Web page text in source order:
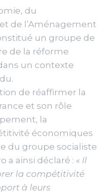
du
de l’Aménagement
un groupe de
de la réforme
un contexte
de réaffirmer la
et son rôle
la
économiques
du groupe socialiste
a ainsi déclaré : « Il
la compétitivité
à leurs